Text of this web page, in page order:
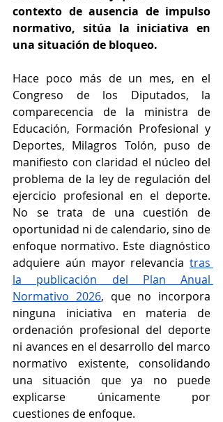
contexto de ausencia de impulso
normativo, sitúa la iniciativa en
una situación de bloqueo.
Hace poco más de un mes, en el
Congreso de los Diputados, la
comparecencia de la ministra de
Educación, Formación Profesional y
Deportes, Milagros Tolón, puso de
manifiesto con claridad el núcleo del
problema de la ley de regulación del
ejercicio profesional en el deporte.
No se trata de una cuestión de
oportunidad ni de calendario, sino de
enfoque normativo. Este diagnóstico
adquiere aún mayor relevancia tras
la publicación del Plan Anual
Normativo 2026, que no incorpora
ninguna iniciativa en materia de
ordenación profesional del deporte
ni avances en el desarrollo del marco
normativo existente, consolidando
una situación que ya no puede
explicarse únicamente por
cuestiones de enfoque.